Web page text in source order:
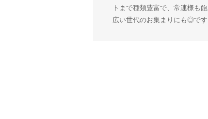
トまで種類豊富で、常連様も
広い世代のお集まりにも◎です